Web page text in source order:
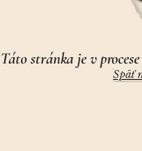
Táto stránka je v
Späť